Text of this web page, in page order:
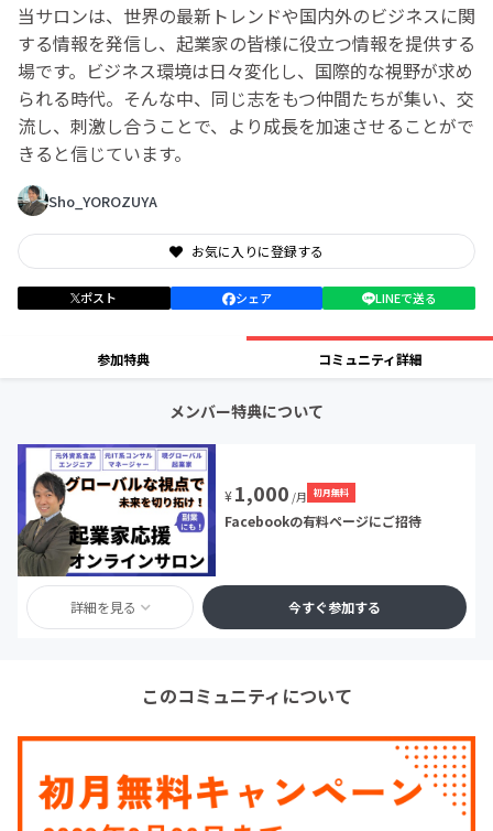
当サロンは、世界の最新トレンドや国内外のビジネスに関
する情報を発信し、起業家の皆様に役立つ情報を提供する
場です。ビジネス環境は日々変化し、国際的な視野が求め
られる時代。そんな中、同じ志をもつ仲間たちが集い、交
流し、刺激し合うことで、より成長を加速させることがで
きると信じています。
Sho_YOROZUYA
お気に入りに登録する
ポスト シェア LINEで送る
参加特典 コミュニティ詳細
メンバー特典について
¥1,000 /月 初月無料
Facebookの有料ページにご招待
詳細を見る 今すぐ参加する
このコミュニティについて